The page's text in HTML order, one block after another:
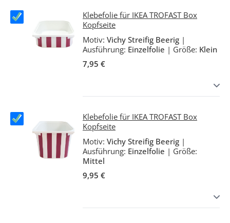
Klebefolie für IKEA TROFAST Box
Kopfseite
Motiv: Vichy Streifig Beerig |
Ausführung: Einzelfolie | Größe: Klein
7,95 €
Klebefolie für IKEA TROFAST Box
Kopfseite
Motiv: Vichy Streifig Beerig |
Ausführung: Einzelfolie | Größe:
Mittel
9,95 €